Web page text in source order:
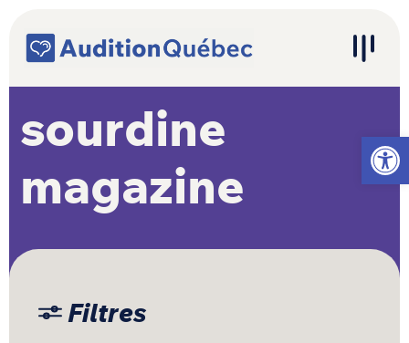
Ouvrir
Navigation principale
sourdine
magazine
Filtres